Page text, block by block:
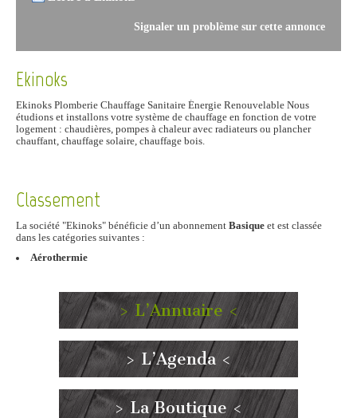
Signaler un problème sur cette annonce
Ekinoks
Ekinoks Plomberie Chauffage Sanitaire Énergie Renouvelable Nous
étudions et installons votre système de chauffage en fonction de votre
logement : chaudières, pompes à chaleur avec radiateurs ou plancher
chauffant, chauffage solaire, chauffage bois.
Classement
La société "Ekinoks" bénéficie d’un abonnement Basique et est classée
dans les catégories suivantes :
Aérothermie
> L’Annuaire <
> L’Agenda <
> La Boutique <